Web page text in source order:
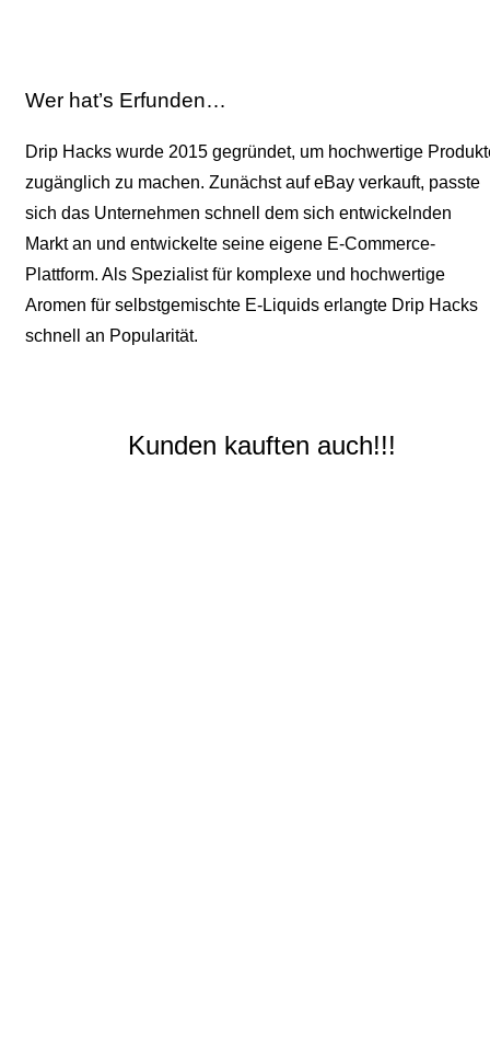
Wer hat’s Erfunden…
Drip Hacks wurde 2015 gegründet, um hochwertige
zugänglich zu machen. Zunächst auf eBay verkauft, passte
sich das Unternehmen schnell dem sich entwickelnden
Markt an und entwickelte seine eigene E-Commerce-
Plattform. Als Spezialist für komplexe und hochwertige
Aromen für selbstgemischte E-Liquids erlangte Drip Hacks
schnell an Popularität.
Kunden kauften auch!!!